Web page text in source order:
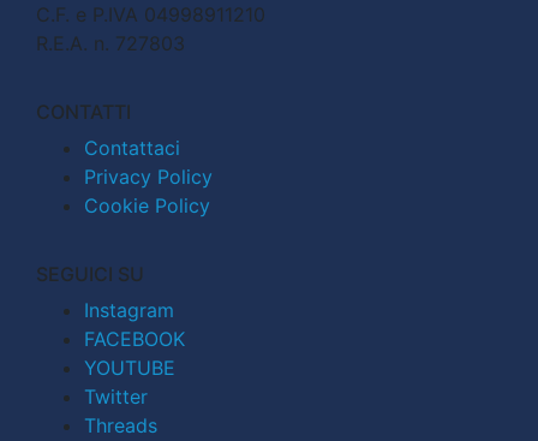
C.F. e P.IVA 04998911210
R.E.A. n. 727803
CONTATTI
Contattaci
Privacy Policy
Cookie Policy
SEGUICI SU
Instagram
FACEBOOK
YOUTUBE
Twitter
Threads